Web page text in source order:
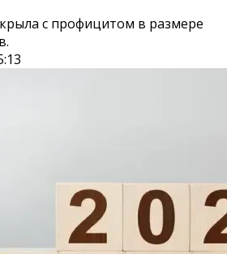
с профицитом в размере